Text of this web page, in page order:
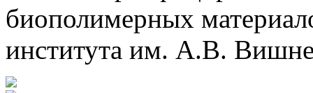
биополимерных
института им. А.В.